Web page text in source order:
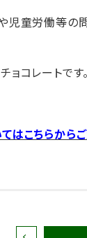
児童労働等の
コレートです。
はこちらから